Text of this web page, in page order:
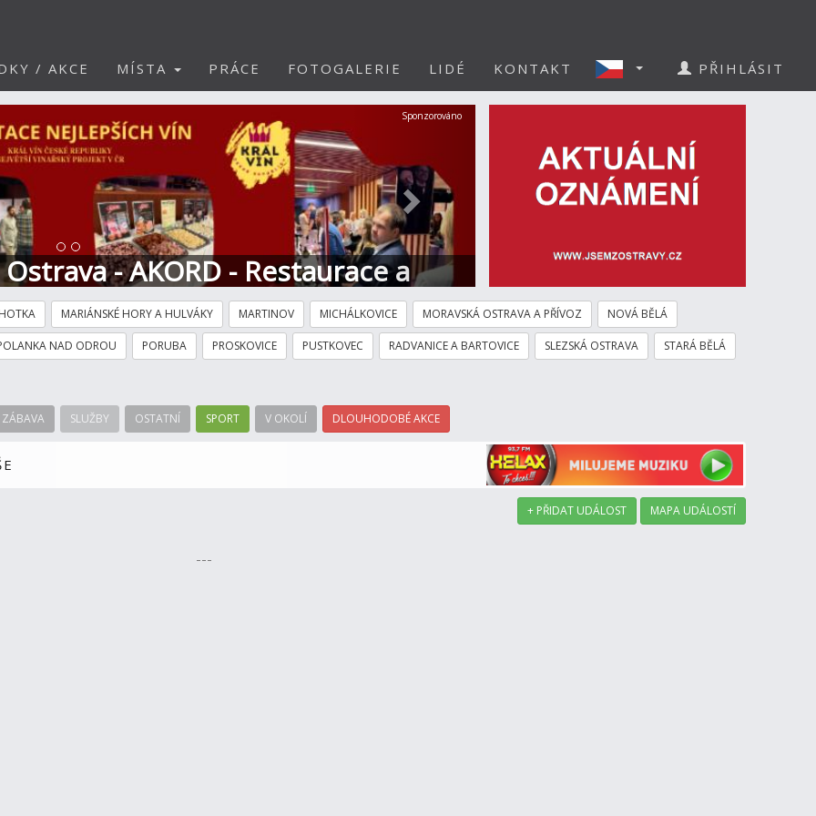
/ AKCE MÍSTA PRÁCE FOTOGALERIE LIDÉ KONTAKT PŘIHLÁSIT
- AKORD - Restaurace a
Další
Sponzorováno
MARIÁNSKÉ HORY A HULVÁKY MARTINOV MICHÁLKOVICE MORAVSKÁ OSTRAVA A PŘÍVOZ NOVÁ BĚLÁ
NAD ODROU PORUBA PROSKOVICE PUSTKOVEC RADVANICE A BARTOVICE SLEZSKÁ OSTRAVA STARÁ BĚLÁ
ZÁBAVA SLUŽBY OSTATNÍ SPORT V OKOLÍ DLOUHODOBÉ AKCE
+ PŘIDAT UDÁLOST MAPA UDÁLOSTÍ
---